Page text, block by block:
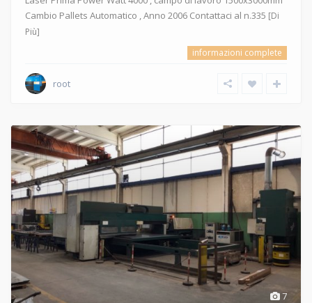
Cambio Pallets Automatico , Anno 2006 Contattaci al n.335 [Di
Più]
informazioni complete
root
7